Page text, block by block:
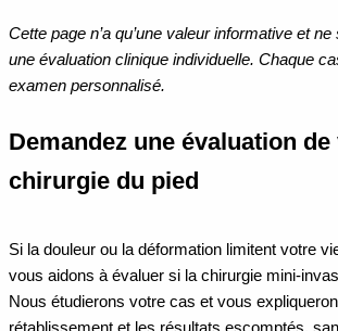
Cette page n’a qu’une valeur informative et
une évaluation clinique individuelle. Chaque
examen personnalisé.
Demandez une évaluation
chirurgie du pied
Si la douleur ou la déformation limitent votre
vous aidons à évaluer si la chirurgie mini-
Nous étudierons votre cas et vous
rétablissement et les résultats escomptés,